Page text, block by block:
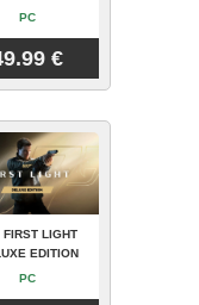
PC
€
FIRST LIGHT
EDITION
PC